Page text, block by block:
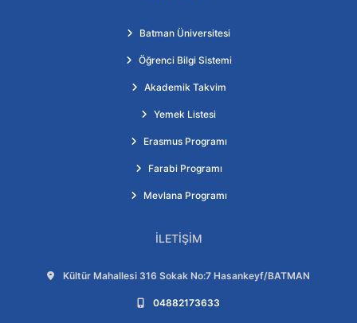
Batman Üniversitesi
Öğrenci Bilgi Sistemi
Akademik Takvim
Yemek Listesi
Erasmus Programı
Farabi Programı
Mevlana Programı
İLETIŞIM
Adres:
Kültür Mahallesi 316 Sokak No:7 Hasankeyf/BATMAN
Telefon:
04882173633